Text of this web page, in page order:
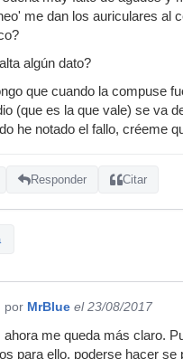
me dan los auriculares al
algún dato?
que cuando la compuse
(que es la que vale) se va
he notado el fallo, créeme
Responder Citar
por MrBlue el 23/08/2017
ahora me queda más claro.
para ello, poderse hacer se